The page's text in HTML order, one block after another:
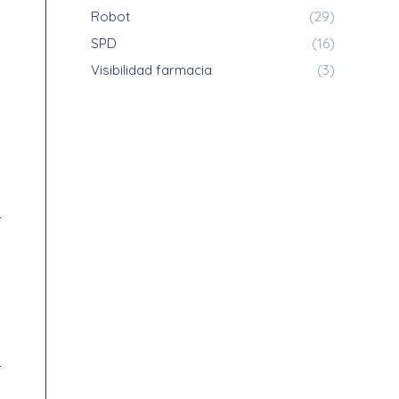
Robot
(29)
SPD
(16)
Visibilidad farmacia
(3)